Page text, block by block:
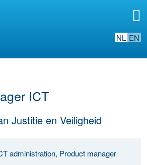
NL EN
ICT
Justitie en Veiligheid
administration, Product manager